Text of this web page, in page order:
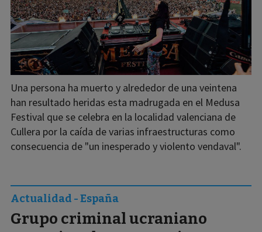
Una persona ha muerto y alrededor de una veintena
han resultado heridas esta madrugada en el Medusa
Festival que se celebra en la localidad valenciana de
Cullera por la caída de varias infraestructuras como
consecuencia de "un inesperado y violento vendaval".
Grupo criminal ucraniano
Actualidad - España